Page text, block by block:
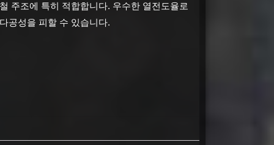
주조에 특히 적합합니다. 우수한 열전도율로
공성을 피할 수 있습니다.